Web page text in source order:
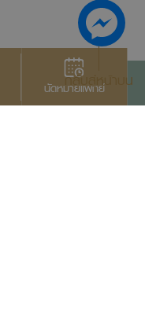
นัดหมายแพทย์
กลับสู่หน้าบน